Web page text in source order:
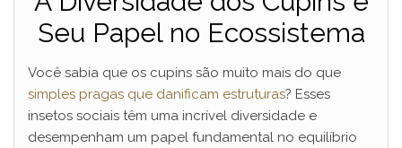
Seu Papel no Ecossistema
Você sabia que os cupins são muito mais do que
simples pragas que danificam estruturas? Esses
insetos sociais têm uma incrível diversidade e
desempenham um papel fundamental no equilíbrio